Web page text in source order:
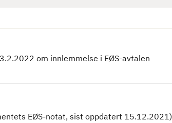
om innlemmelse i EØS-avtalen
EØS-notat, sist oppdatert 15.12.2021)